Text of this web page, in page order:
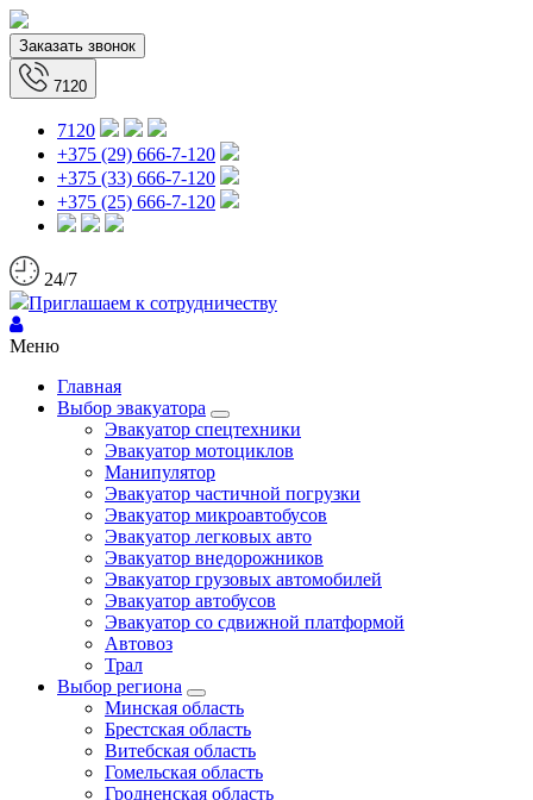
Заказать звонок
7120
7120
+375 (29) 666-7-120
+375 (33) 666-7-120
+375 (25) 666-7-120
24/7
Приглашаем к сотрудничеству
Меню
Главная
Выбор эвакуатора
Эвакуатор спецтехники
Эвакуатор мотоциклов
Манипулятор
Эвакуатор частичной погрузки
Эвакуатор микроавтобусов
Эвакуатор легковых авто
Эвакуатор внедорожников
Эвакуатор грузовых автомобилей
Эвакуатор автобусов
Эвакуатор со сдвижной платформой
Автовоз
Трал
Выбор региона
Минская область
Брестская область
Витебская область
Гомельская область
Гродненская область